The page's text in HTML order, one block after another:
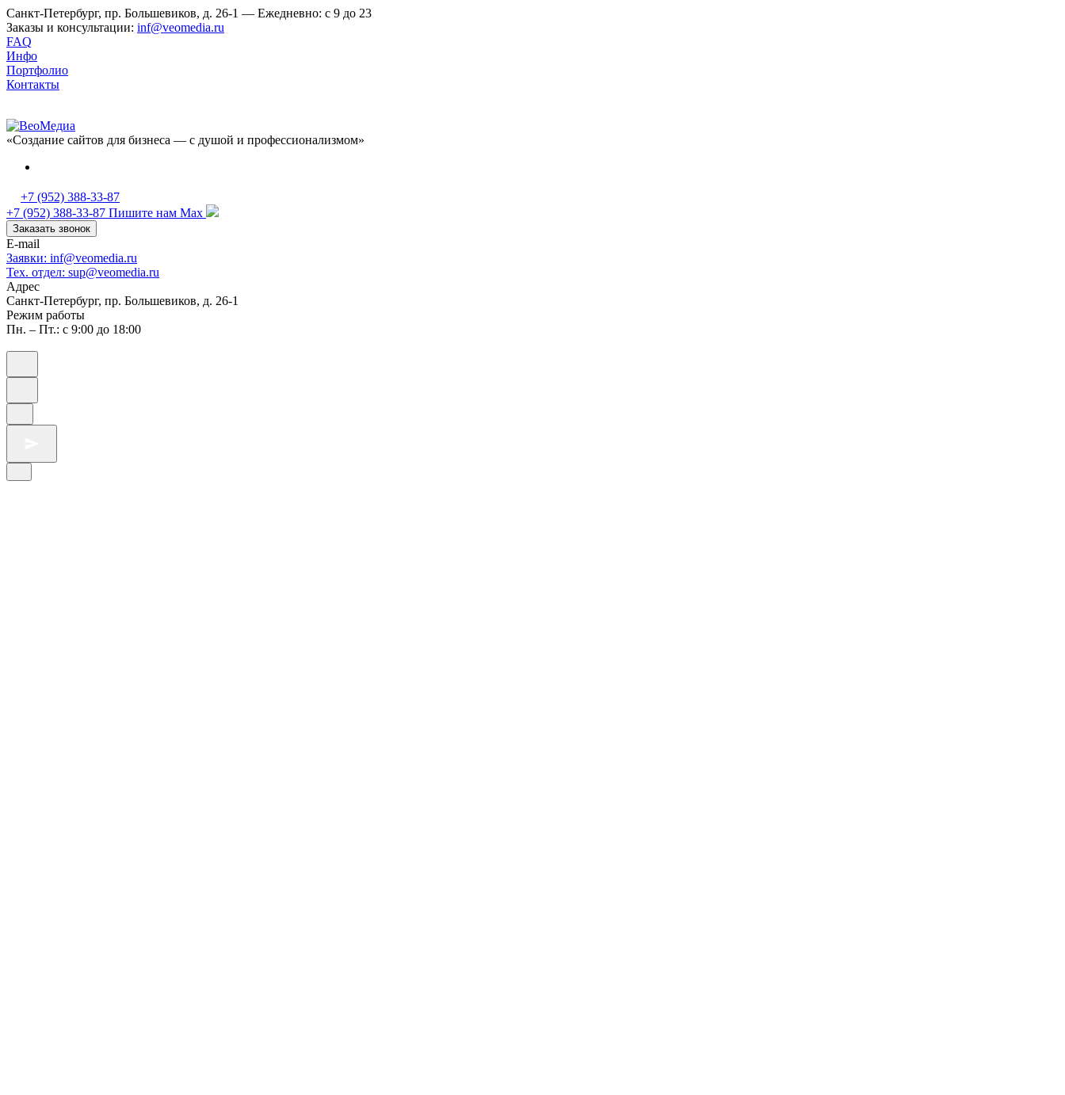
Санкт-Петербург, пр. Большевиков, д. 26-1 — Ежедневно: с 9 до 23
Заказы и консультации: inf@veomedia.ru
FAQ
Инфо
Портфолио
Контакты
«Создание сайтов для бизнеса — с душой и профессионализмом»
+7 (952) 388-33-87
+7 (952) 388-33-87 Пишите нам Max
Заказать звонок
E-mail
Заявки: inf@veomedia.ru
Тех. отдел: sup@veomedia.ru
Адрес
Санкт-Петербург, пр. Большевиков, д. 26-1
Режим работы
Пн. – Пт.: с 9:00 до 18:00